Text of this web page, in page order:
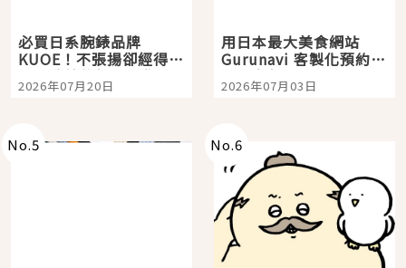
必買日系腕錶品牌
KUOE！不張揚卻經得起
時間洗鍊的經典之作五
選
2026年07月20日
用日本最大美食網站
Gurunavi 客製化預約九
大都市餐廳，打造專屬
美食體驗！
2026年07月03日
No.5 No.6